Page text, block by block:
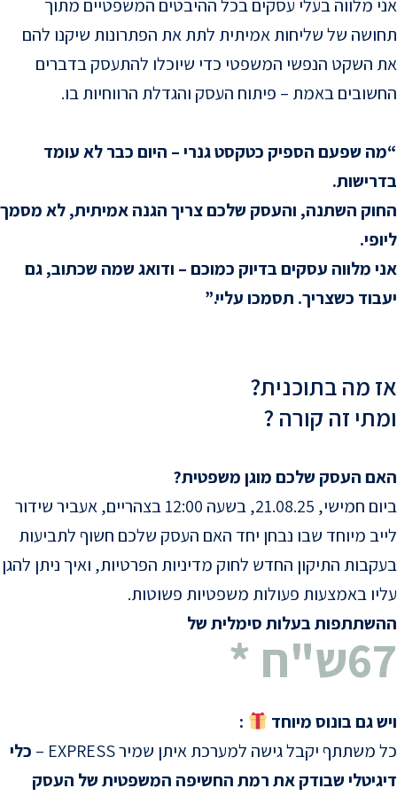
אני מלווה בעלי עסקים בכל ההיבטים המשפטיים מתוך
תחושה של שליחות אמיתית לתת את הפתרונות שיקנו להם
את השקט הנפשי המשפטי כדי שיוכלו להתעסק בדברים
החשובים באמת – פיתוח העסק והגדלת הרווחיות בו.
“מה שפעם הספיק כטקסט גנרי – היום כבר לא עומד
בדרישות.
החוק השתנה, והעסק שלכם צריך הגנה אמיתית, לא מסמך
ליופי.
אני מלווה עסקים בדיוק כמוכם – ודואג שמה שכתוב, גם
יעבוד כשצריך. תסמכו עליי.”
אז מה בתוכנית?
ומתי זה קורה ?
האם העסק שלכם מוגן משפטית?
ביום חמישי, 21.08.25, בשעה 12:00 בצהריים, אעביר שידור
לייב מיוחד שבו נבחן יחד האם העסק שלכם חשוף לתביעות
בעקבות התיקון החדש לחוק מדיניות הפרטיות, ואיך ניתן להגן
עליו באמצעות פעולות משפטיות פשוטות.
ההשתתפות בעלות סימלית של
67ש"ח *
ויש גם בונוס מיוחד
:
כל משתתף יקבל גישה למערכת איתן שמיר EXPRESS –
כלי
דיגיטלי שבודק את רמת החשיפה המשפטית של העסק